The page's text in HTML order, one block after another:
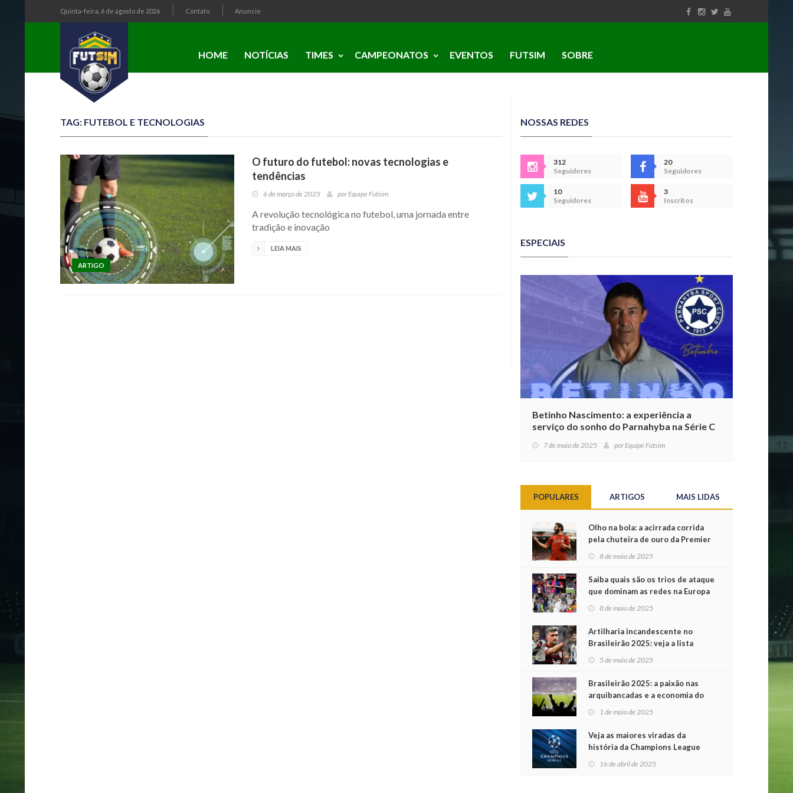
Quinta-feira, 6 de agosto de 2026 Contato Anuncie
HOME NOTÍCIAS TIMES CAMPEONATOS EVENTOS FUTSIM SOBRE
TAG: FUTEBOL E TECNOLOGIAS
ARTIGO
O futuro do futebol: novas tecnologias e
tendências
6 de março de 2025 porEquipe Futsim
A revolução tecnológica no futebol, uma jornada entre
tradição e inovação
LEIA MAIS
NOSSAS REDES
312
Seguidores
20
Seguidores
10
Seguidores
3
Inscritos
ESPECIAIS
Betinho Nascimento: a experiência a
serviço do sonho do Parnahyba na Série C
7 de maio de 2025 porEquipe Futsim
POPULARES ARTIGOS MAIS LIDAS
Olho na bola: a acirrada corrida
pela chuteira de ouro da Premier
League
8 de maio de 2025
Saiba quais são os trios de ataque
que dominam as redes na Europa
8 de maio de 2025
Artilharia incandescente no
Brasileirão 2025: veja a lista
atualizada
5 de maio de 2025
Brasileirão 2025: a paixão nas
arquibancadas e a economia do
futebol na primeira rodada
1 de maio de 2025
Veja as maiores viradas da
história da Champions League
16 de abril de 2025